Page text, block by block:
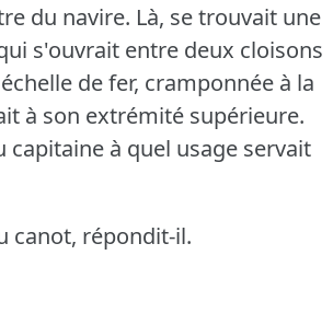
du navire. Là, se trouvait une
s'ouvrait entre deux cloisons
de fer, cramponnée à la
à son extrémité supérieure.
capitaine à quel usage servait
canot, répondit-il.